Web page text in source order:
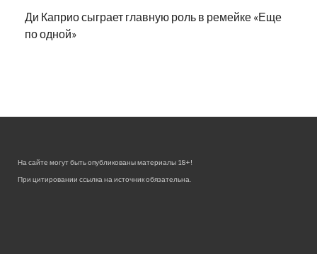
Ди Каприо сыграет главную роль в ремейке «Еще
по одной»
На сайте могут быть опубликованы материалы 18+!
При цитировании ссылка на источник обязательна.